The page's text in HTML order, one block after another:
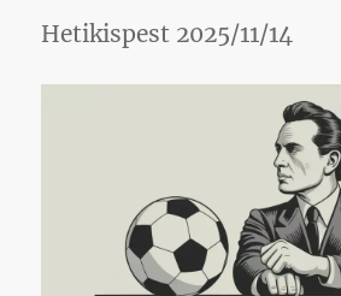
Hetikispest 2025/11/14